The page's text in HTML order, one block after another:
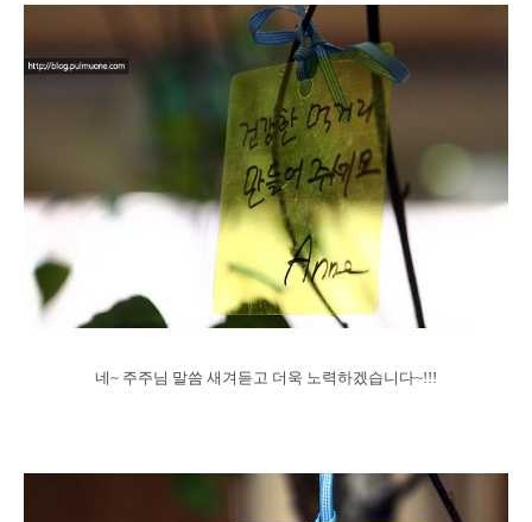
네~ 주주님 말씀 새겨듣고 더욱 노력하겠습니다~!!!